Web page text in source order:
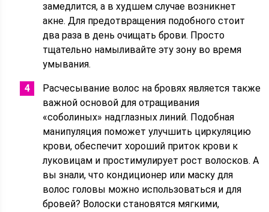
замедлится, а в худшем случае возникнет
акне. Для предотвращения подобного стоит
два раза в день очищать брови. Просто
тщательно намыливайте эту зону во время
умывания.
Расчесывание волос на бровях является также
важной основой для отращивания
«соболиных» надглазных линий. Подобная
манипуляция поможет улучшить циркуляцию
крови, обеспечит хороший приток крови к
луковицам и простимулирует рост волосков. А
вы знали, что кондиционер или маску для
волос головы можно использоваться и для
бровей? Волоски становятся мягкими,